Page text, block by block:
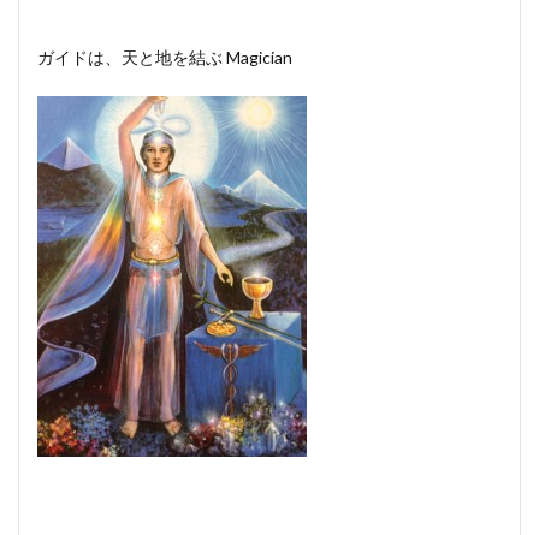
ガイドは、天と地を結ぶ Magician